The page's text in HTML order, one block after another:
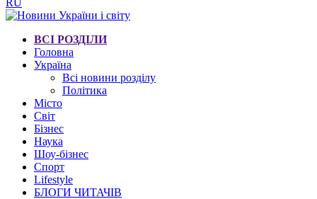
RU
ВСІ РОЗДІЛИ
Головна
Україна
Всі новини розділу
Політика
Місто
Світ
Бізнес
Наука
Шоу-бізнес
Спорт
Lifestyle
БЛОГИ ЧИТАЧІВ